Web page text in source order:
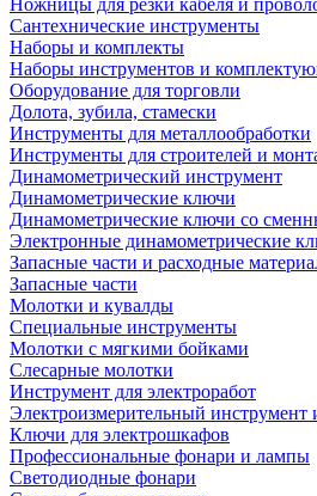
Ножницы для резки кабеля и
Сантехнические инструменты
Наборы и комплекты
Наборы инструментов и
Оборудование для торговли
Долота, зубила, стамески
Инструменты для металлообработки
Инструменты для строителей и
Динамометрический инструмент
Динамометрические ключи
Динамометрические ключи со
Электронные динамометрические
Запасные части и расходные
Запасные части
Молотки и кувалды
Специальные инструменты
Молотки с мягкими бойками
Слесарные молотки
Инструмент для электроработ
Электроизмерительный инструмент
Ключи для электрошкафов
Профессиональные фонари и лампы
Светодиодные фонари